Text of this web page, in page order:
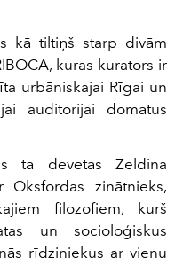
kā tiltiņš starp divām
kuras kurators ir
urbāniskajai Rīgai un
auditorijai domātus
tā dēvētās Zeldina
Oksfordas zinātnieks,
filozofiem, kurš
un socioloģiskus
rīdziniekus ar vienu